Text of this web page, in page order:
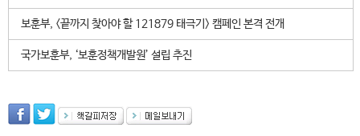
보훈부, <끝까지 찾아야 할 121879 태극기> 캠페인 본격 전개
국가보훈부, ‘보훈정책개발원’ 설립 추진